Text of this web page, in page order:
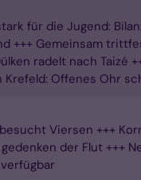
für die Jugend:
+++ Gemeinsam
radelt nach Taizé
Krefeld: Offenes Ohr
Viersen +++
der Flut +++